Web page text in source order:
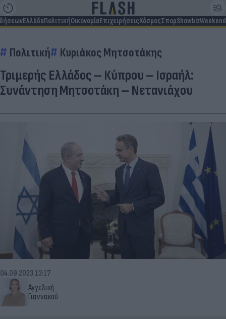
ΕλλάδαΠολιτικήΟικονομίαΕπιχειρήσειςΚόσμοςΣπορShowbizWeekend
Πολιτική Κυριάκος Μητσοτάκης
Τριμερής Ελλάδος – Κύπρου – Ισραήλ:
Συνάντηση Μητσοτάκη – Νετανιάχου
Αγγελική
Γιαννακού
04.09.2023 13:17